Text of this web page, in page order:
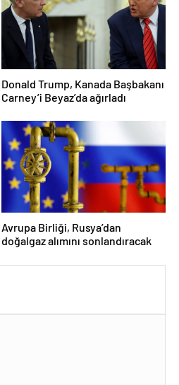
Donald Trump, Kanada Başbakanı
Carney’i Beyaz’da ağırladı
Avrupa Birliği, Rusya’dan
doğalgaz alımını sonlandıracak